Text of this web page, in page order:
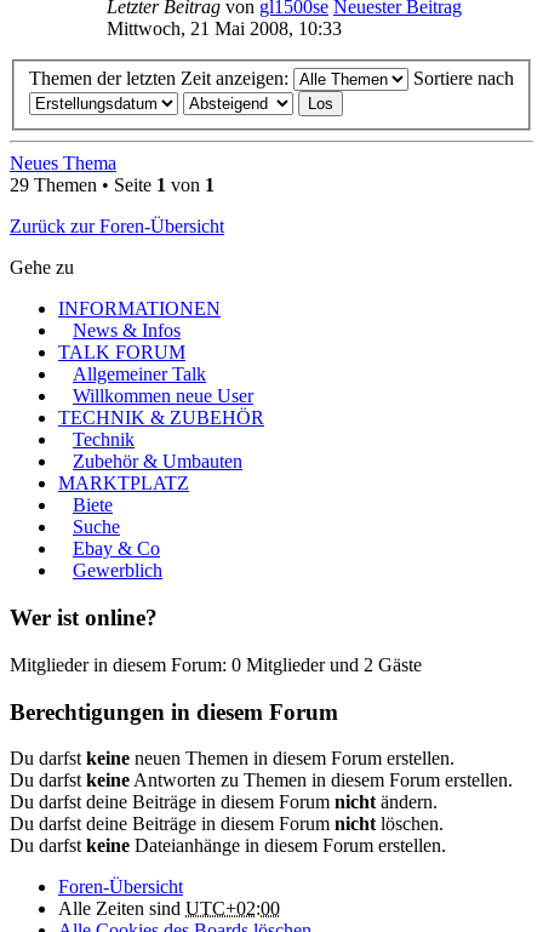
Letzter Beitrag von gl1500se Neuester Beitrag
Mittwoch, 21 Mai 2008, 10:33
Themen der letzten Zeit anzeigen: Sortiere nach
Neues Thema
29 Themen • Seite 1 von 1
Zurück zur Foren-Übersicht
Gehe zu
INFORMATIONEN
News & Infos
TALK FORUM
Allgemeiner Talk
Willkommen neue User
TECHNIK & ZUBEHÖR
Technik
Zubehör & Umbauten
MARKTPLATZ
Biete
Suche
Ebay & Co
Gewerblich
Wer ist online?
Mitglieder in diesem Forum: 0 Mitglieder und 2 Gäste
Berechtigungen in diesem Forum
Du darfst keine neuen Themen in diesem Forum erstellen.
Du darfst keine Antworten zu Themen in diesem Forum erstellen.
Du darfst deine Beiträge in diesem Forum nicht ändern.
Du darfst deine Beiträge in diesem Forum nicht löschen.
Du darfst keine Dateianhänge in diesem Forum erstellen.
Foren-Übersicht
Alle Zeiten sind UTC+02:00